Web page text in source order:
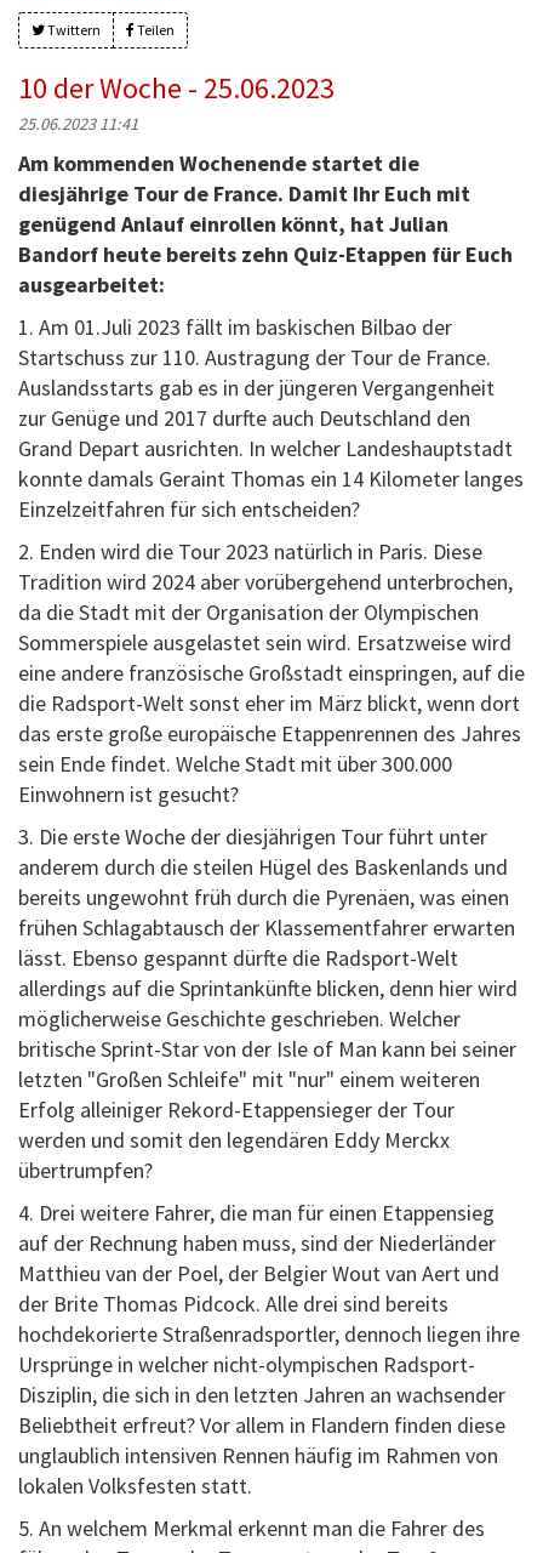
Twittern Teilen
10 der Woche - 25.06.2023
25.06.2023 11:41
Am kommenden Wochenende startet die
diesjährige Tour de France. Damit Ihr Euch mit
genügend Anlauf einrollen könnt, hat Julian
Bandorf heute bereits zehn Quiz-Etappen für Euch
ausgearbeitet:
1. Am 01.Juli 2023 fällt im baskischen Bilbao der
Startschuss zur 110. Austragung der Tour de France.
Auslandsstarts gab es in der jüngeren Vergangenheit
zur Genüge und 2017 durfte auch Deutschland den
Grand Depart ausrichten. In welcher Landeshauptstadt
konnte damals Geraint Thomas ein 14 Kilometer langes
Einzelzeitfahren für sich entscheiden?
2. Enden wird die Tour 2023 natürlich in Paris. Diese
Tradition wird 2024 aber vorübergehend unterbrochen,
da die Stadt mit der Organisation der Olympischen
Sommerspiele ausgelastet sein wird. Ersatzweise wird
eine andere französische Großstadt einspringen, auf die
die Radsport-Welt sonst eher im März blickt, wenn dort
das erste große europäische Etappenrennen des Jahres
sein Ende findet. Welche Stadt mit über 300.000
Einwohnern ist gesucht?
3. Die erste Woche der diesjährigen Tour führt unter
anderem durch die steilen Hügel des Baskenlands und
bereits ungewohnt früh durch die Pyrenäen, was einen
frühen Schlagabtausch der Klassementfahrer erwarten
lässt. Ebenso gespannt dürfte die Radsport-Welt
allerdings auf die Sprintankünfte blicken, denn hier wird
möglicherweise Geschichte geschrieben. Welcher
britische Sprint-Star von der Isle of Man kann bei seiner
letzten "Großen Schleife" mit "nur" einem weiteren
Erfolg alleiniger Rekord-Etappensieger der Tour
werden und somit den legendären Eddy Merckx
übertrumpfen?
4. Drei weitere Fahrer, die man für einen Etappensieg
auf der Rechnung haben muss, sind der Niederländer
Matthieu van der Poel, der Belgier Wout van Aert und
der Brite Thomas Pidcock. Alle drei sind bereits
hochdekorierte Straßenradsportler, dennoch liegen ihre
Ursprünge in welcher nicht-olympischen Radsport-
Disziplin, die sich in den letzten Jahren an wachsender
Beliebtheit erfreut? Vor allem in Flandern finden diese
unglaublich intensiven Rennen häufig im Rahmen von
lokalen Volksfesten statt.
5. An welchem Merkmal erkennt man die Fahrer des